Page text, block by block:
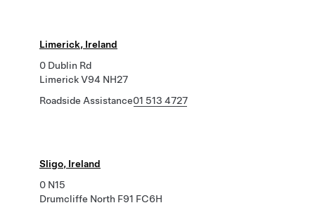
Limerick, Ireland
0 Dublin Rd
Limerick V94 NH27
Roadside Assistance01 513 4727
Sligo, Ireland
0 N15
Drumcliffe North F91 FC6H